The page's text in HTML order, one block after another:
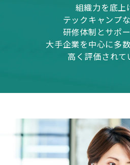
組織力を底上
テックキャンプ
研修体制とサポー
大手企業を中心に多
高く評価されて